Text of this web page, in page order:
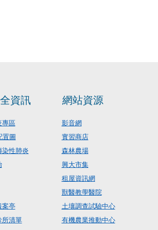
資訊
專區
置圖
染性肺炎
案亭
所清單
網站資源
影音網
實習商店
森林農場
興大市集
租屋資訊網
獸醫教學醫院
土壤調查試驗中心
有機農業推動中心